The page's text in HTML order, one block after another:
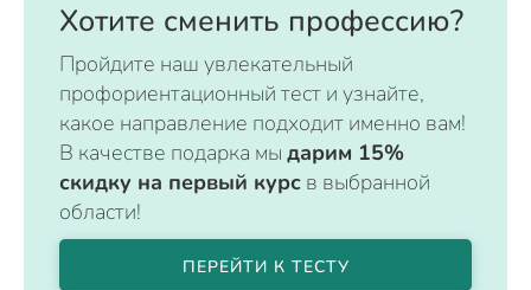
Хотите сменить профессию?
Пройдите наш увлекательный
профориентационный тест и узнайте,
какое направление подходит именно вам!
В качестве подарка мы дарим 15%
скидку на первый курс в выбранной
области!
ПЕРЕЙТИ К ТЕСТУ